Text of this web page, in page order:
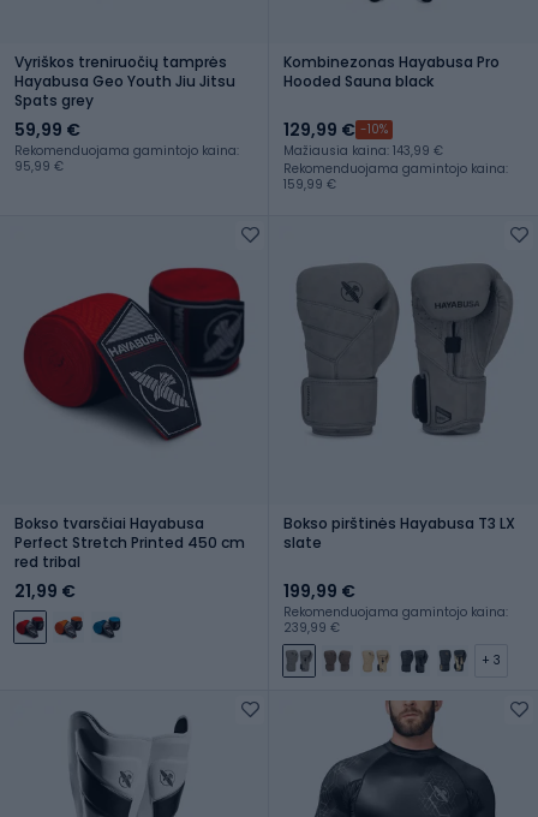
Vyriškos treniruočių tamprės
Hayabusa Geo Youth Jiu Jitsu
Spats grey
59,99 €
Rekomenduojama gamintojo kaina:
95,99 €
Kombinezonas Hayabusa Pro
Hooded Sauna black
129,99 € -10%
Mažiausia kaina: 143,99 €
Rekomenduojama gamintojo kaina:
159,99 €
Bokso tvarsčiai Hayabusa
Perfect Stretch Printed 450 cm
red tribal
21,99 €
Bokso pirštinės Hayabusa T3 LX
slate
199,99 €
Rekomenduojama gamintojo kaina:
239,99 €
+ 3